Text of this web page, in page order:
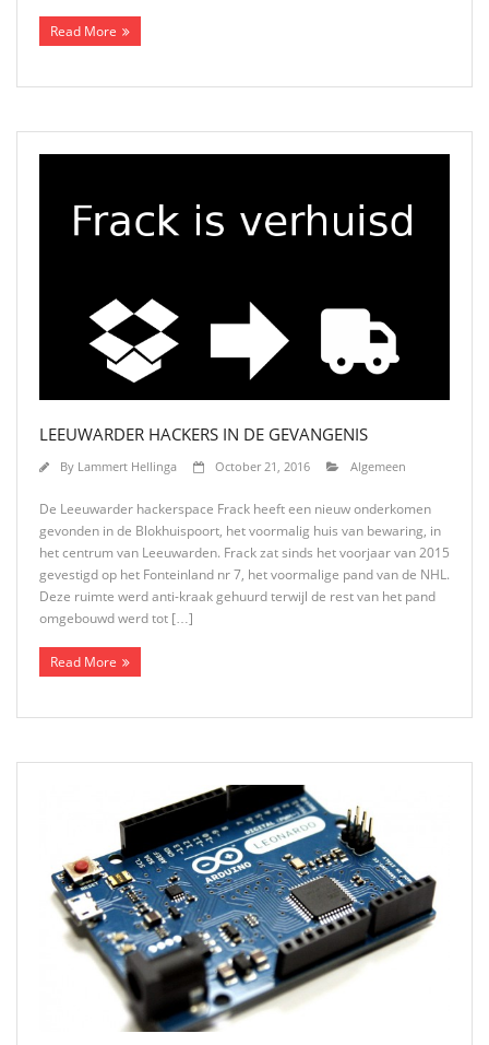
Read More
LEEUWARDER HACKERS IN DE GEVANGENIS
By Lammert Hellinga October 21, 2016 Algemeen
De Leeuwarder hackerspace Frack heeft een nieuw onderkomen
gevonden in de Blokhuispoort, het voormalig huis van bewaring, in
het centrum van Leeuwarden. Frack zat sinds het voorjaar van 2015
gevestigd op het Fonteinland nr 7, het voormalige pand van de NHL.
Deze ruimte werd anti-kraak gehuurd terwijl de rest van het pand
omgebouwd werd tot […]
Read More